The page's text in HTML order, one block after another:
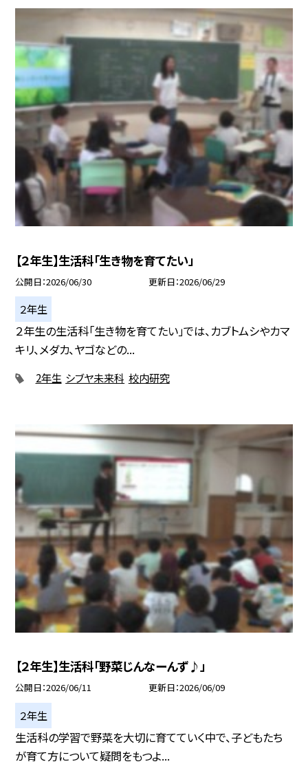
【２年生】生活科「生き物を育てたい」
公開日 2026/06/30 更新日 2026/06/29
２年生
２年生の生活科「生き物を育てたい」では、カブトムシやカマ
キリ、メダカ、ヤゴなどの...
2年生 シブヤ未来科 校内研究
【２年生】生活科「野菜じんなーんず♪」
公開日 2026/06/11 更新日 2026/06/09
２年生
生活科の学習で野菜を大切に育てていく中で、子どもたち
が育て方について疑問をもつよ...